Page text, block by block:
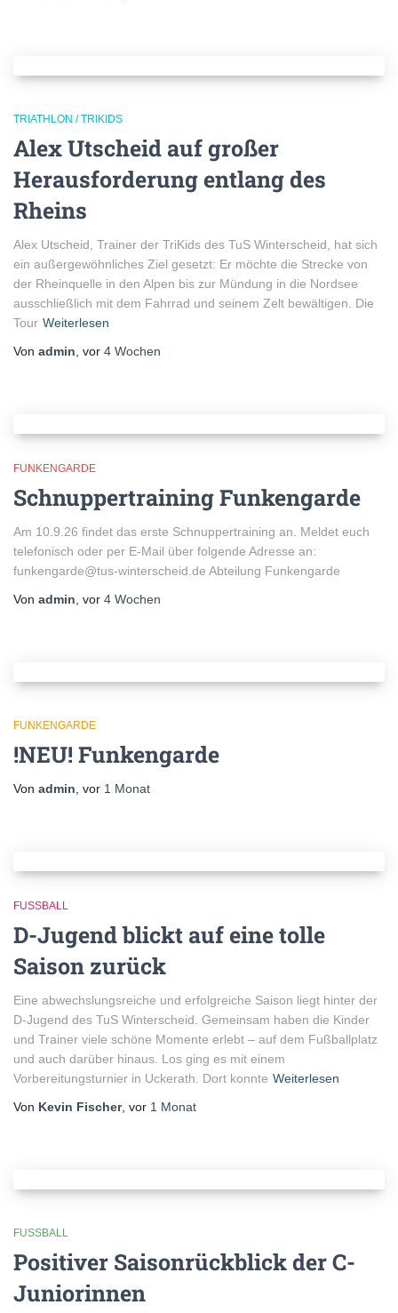
TRIATHLON / TRIKIDS
Alex Utscheid auf großer
Herausforderung entlang des
Rheins
Alex Utscheid, Trainer der TriKids des TuS Winterscheid, hat sich
ein außergewöhnliches Ziel gesetzt: Er möchte die Strecke von
der Rheinquelle in den Alpen bis zur Mündung in die Nordsee
ausschließlich mit dem Fahrrad und seinem Zelt bewältigen. Die
Tour Weiterlesen
Von admin , vor 4 Wochen
FUNKENGARDE
Schnuppertraining Funkengarde
Am 10.9.26 findet das erste Schnuppertraining an. Meldet euch
telefonisch oder per E-Mail über folgende Adresse an:
funkengarde@tus-winterscheid.de Abteilung Funkengarde
Von admin , vor 4 Wochen
FUNKENGARDE
!NEU! Funkengarde
Von admin , vor 1 Monat
FUSSBALL
D-Jugend blickt auf eine tolle
Saison zurück
Eine abwechslungsreiche und erfolgreiche Saison liegt hinter der
D-Jugend des TuS Winterscheid. Gemeinsam haben die Kinder
und Trainer viele schöne Momente erlebt – auf dem Fußballplatz
und auch darüber hinaus. Los ging es mit einem
Vorbereitungsturnier in Uckerath. Dort konnte Weiterlesen
Von Kevin Fischer, vor 1 Monat
FUSSBALL
Positiver Saisonrückblick der C-
Juniorinnen